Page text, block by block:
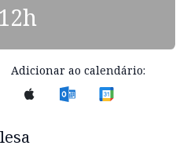
Adicionar ao calendário: